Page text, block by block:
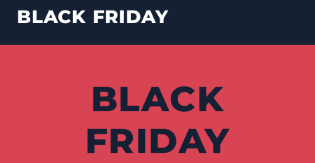
BLACK FRIDAY
BLACK
FRIDAY